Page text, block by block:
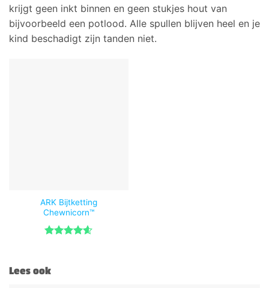
krijgt geen inkt binnen en geen stukjes hout van
bijvoorbeeld een potlood. Alle spullen blijven heel en je
kind beschadigt zijn tanden niet.
ARK Bijtketting
Chewnicorn™
Lees ook